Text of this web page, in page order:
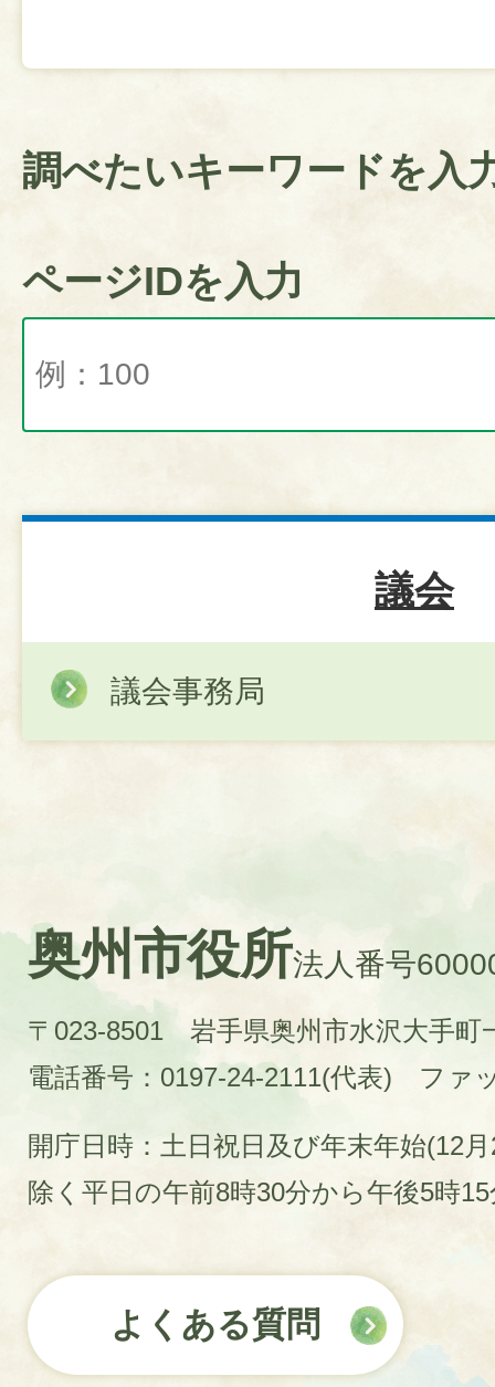
調べたいキーワードを入
ページIDを入力
議会
議会事務局
奥州市役所法人番号
〒023-8501 岩手県奥州市水沢大手町
電話番号：0197-24-2111(代表)
ファ
開庁日時：土日祝日及び年末年始(12
除く平日の午前8時30分から午後5時
よくある質問